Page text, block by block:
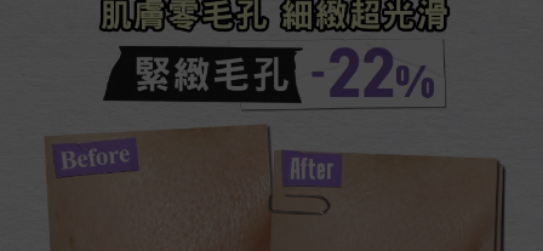
肌膚零毛孔 細緻超光滑​
緊緻毛孔-22%​